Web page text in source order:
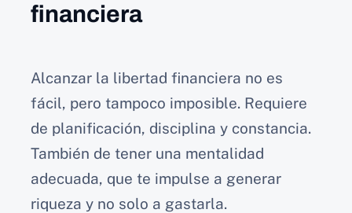
financiera
Alcanzar la libertad financiera no es
fácil, pero tampoco imposible. Requiere
de planificación, disciplina y constancia.
También de tener una mentalidad
adecuada, que te impulse a generar
riqueza y no solo a gastarla.